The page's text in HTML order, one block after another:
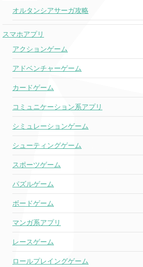
オルタンシアサーガ攻略
スマホアプリ
アクションゲーム
アドベンチャーゲーム
カードゲーム
コミュニケーション系アプリ
シミュレーションゲーム
シューティングゲーム
スポーツゲーム
パズルゲーム
ボードゲーム
マンガ系アプリ
レースゲーム
ロールプレイングゲーム